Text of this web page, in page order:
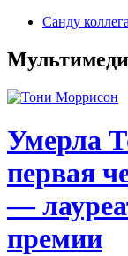
Санду
Умерла
первая
—
премии